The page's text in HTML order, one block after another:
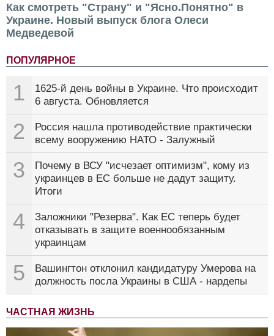
Как смотреть "Страну" и "Ясно.Понятно" в
Украине. Новый выпуск блога Олеси
Медведевой
ПОПУЛЯРНОЕ
1
1625-й день войны в Украине. Что происходит
6 августа. Обновляется
2
Россия нашла противодействие практически
всему вооружению НАТО - Залужный
3
Почему в ВСУ "исчезает оптимизм", кому из
украинцев в ЕС больше не дадут защиту.
Итоги
4
Заложники "Резерва". Как ЕС теперь будет
отказывать в защите военнообязанным
украинцам
5
Вашингтон отклонил кандидатуру Умерова на
должность посла Украины в США - нардепы
ЧАСТНАЯ ЖИЗНЬ